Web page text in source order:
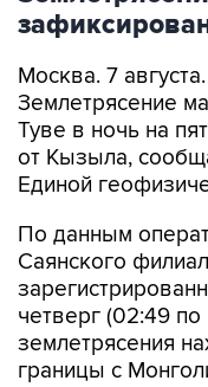
Москва. 7
Землетрясение
Туве в ночь на
от Кызыла,
Единой
По данным
Саянского
четверг (02:49
землетрясения
границы с